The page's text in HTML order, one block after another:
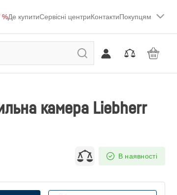
%Де купитиСервісні центриКонтактиПокупцям
камера Liebherr
В наявності